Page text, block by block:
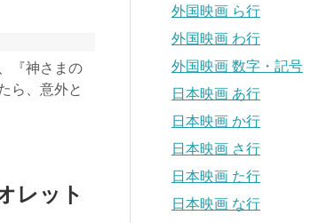
『神さまの
ら、意外と
レット
外国映画 ら行
外国映画 わ行
外国映画 数字・記号
日本映画 あ行
日本映画 か行
日本映画 さ行
日本映画 た行
日本映画 な行